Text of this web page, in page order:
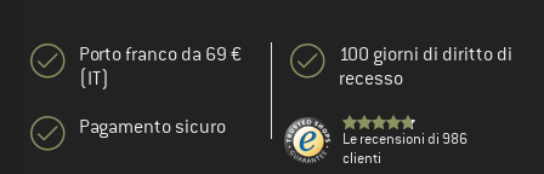
Porto franco da 69 €
(IT)
Pagamento sicuro
100 giorni di diritto di
recesso
Le recensioni di 986
clienti